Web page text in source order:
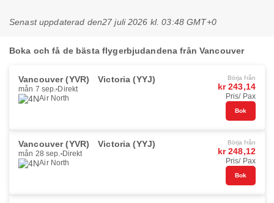
Senast uppdaterad den27 juli 2026 kl. 03:48 GMT+0
Boka och få de bästa flygerbjudandena från Vancouver
Vancouver (YVR) Victoria (YYJ)
mån 7 sep. Direkt
Air North
Börja från
kr 243,14
Pris/ Pax
Bok
Vancouver (YVR) Victoria (YYJ)
mån 28 sep. Direkt
Air North
Börja från
kr 248,12
Pris/ Pax
Bok